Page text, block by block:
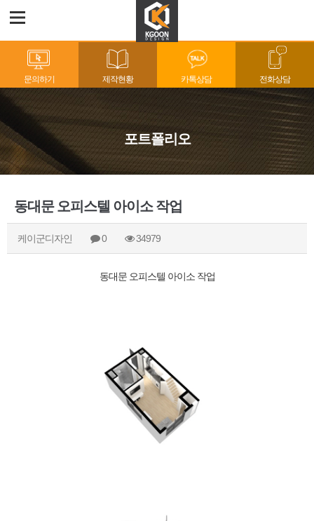
문의하기 제작현황 카톡상담 전화상담
포트폴리오
동대문 오피스텔 아이소 작업
케이군디자인 0 34979
동대문 오피스텔 아이소 작업